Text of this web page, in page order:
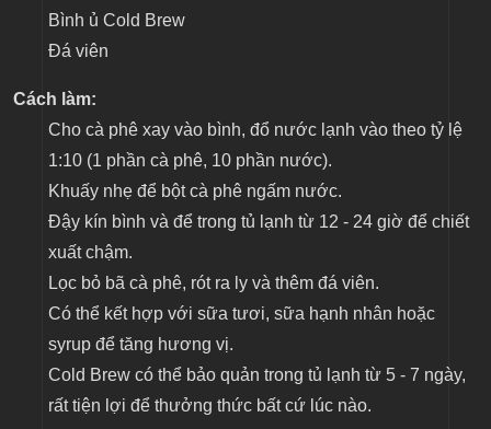
Bình ủ Cold Brew
Đá viên
Cách làm:
Cho cà phê xay vào bình, đổ nước lạnh vào theo tỷ lệ
1:10 (1 phần cà phê, 10 phần nước).
Khuấy nhẹ để bột cà phê ngấm nước.
Đậy kín bình và để trong tủ lạnh từ 12 - 24 giờ để chiết
xuất chậm.
Lọc bỏ bã cà phê, rót ra ly và thêm đá viên.
Có thể kết hợp với sữa tươi, sữa hạnh nhân hoặc
syrup để tăng hương vị.
Cold Brew có thể bảo quản trong tủ lạnh từ 5 - 7 ngày,
rất tiện lợi để thưởng thức bất cứ lúc nào.